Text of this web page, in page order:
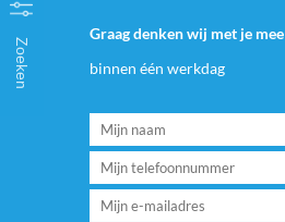
Zoeken
Graag denken wij met je mee
binnen één werkdag